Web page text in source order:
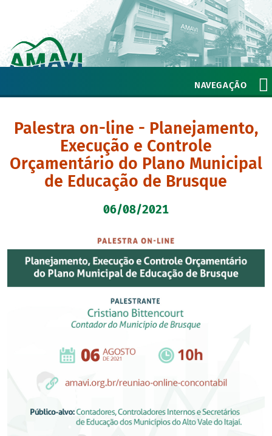
NAVEGAÇÃO
Palestra on-line - Planejamento,
Execução e Controle
Orçamentário do Plano Municipal
de Educação de Brusque
06/08/2021